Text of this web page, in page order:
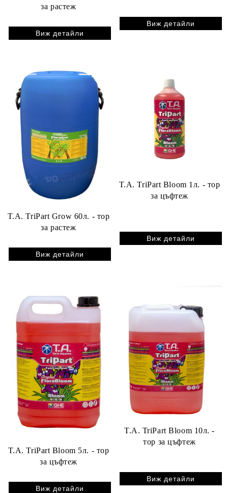
за растеж
Виж детайли
Виж детайли
T.A. TriPart Grow 60л. - тор
за растеж
Виж детайли
T.A. TriPart Bloom 1л. - тор
за цъфтеж
Виж детайли
T.A. TriPart Bloom 5л. - тор
за цъфтеж
Виж детайли
T.A. TriPart Bloom 10л. -
тор за цъфтеж
Виж детайли